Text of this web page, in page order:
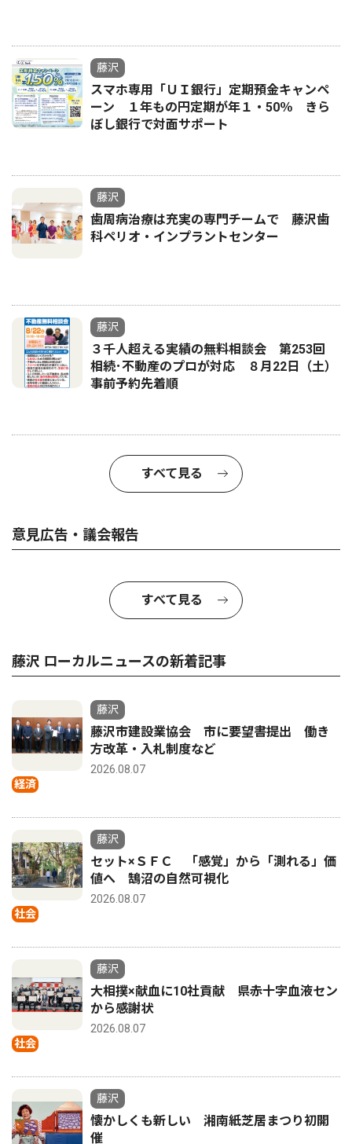
藤沢
スマホ専用「ＵＩ銀行」定期預金キャンペ
ーン １年もの円定期が年１・50％ きら
ぼし銀行で対面サポート
藤沢
歯周病治療は充実の専門チームで 藤沢歯
科ペリオ・インプラントセンター
藤沢
３千人超える実績の無料相談会 第253回
相続･不動産のプロが対応 ８月22日（土）
事前予約先着順
すべて見る
意見広告・議会報告
すべて見る
藤沢 ローカルニュースの新着記事
経済
藤沢
藤沢市建設業協会 市に要望書提出 働き
方改革・入札制度など
2026.08.07
社会
藤沢
セット×ＳＦＣ 「感覚」から「測れる」価
値へ 鵠沼の自然可視化
2026.08.07
社会
藤沢
大相撲×献血に10社貢献 県赤十字血液セン
から感謝状
2026.08.07
藤沢
懐かしくも新しい 湘南紙芝居まつり初開
催